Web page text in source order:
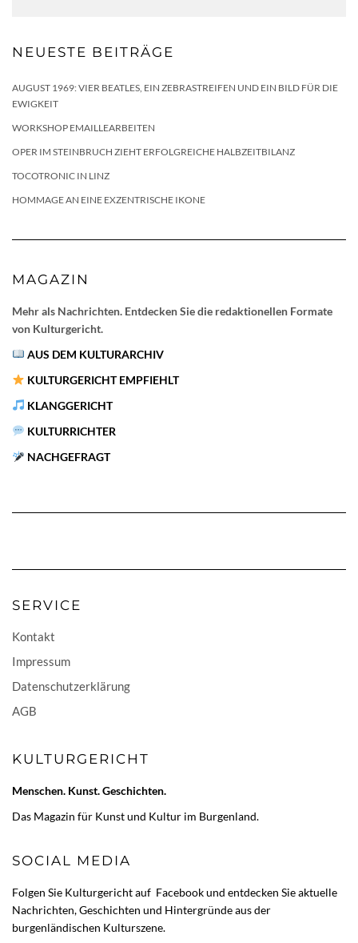
NEUESTE BEITRÄGE
AUGUST 1969: VIER BEATLES, EIN ZEBRASTREIFEN UND EIN BILD FÜR DIE
EWIGKEIT
WORKSHOP EMAILLEARBEITEN
OPER IM STEINBRUCH ZIEHT ERFOLGREICHE HALBZEITBILANZ
TOCOTRONIC IN LINZ
HOMMAGE AN EINE EXZENTRISCHE IKONE
MAGAZIN
Mehr als Nachrichten. Entdecken Sie die redaktionellen Formate
von Kulturgericht.
AUS DEM KULTURARCHIV
KULTURGERICHT EMPFIEHLT
KLANGGERICHT
KULTURRICHTER
NACHGEFRAGT
SERVICE
Kontakt
Impressum
Datenschutzerklärung
AGB
KULTURGERICHT
Menschen. Kunst. Geschichten.
Das Magazin für Kunst und Kultur im Burgenland.
SOCIAL MEDIA
Folgen Sie Kulturgericht auf Facebookund entdecken Sie aktuelle
Nachrichten, Geschichten und Hintergründe aus der
burgenländischen Kulturszene.